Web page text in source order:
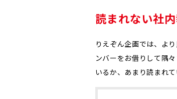
読まれない社
りえぞん企画では、よ
ンバーをお借りして隅
いるか、あまり読まれ